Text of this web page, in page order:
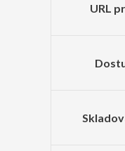
URL